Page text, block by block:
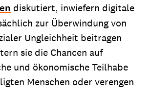
diskutiert, inwiefern digitale
zur Überwindung von
Ungleichheit beitragen
sie die Chancen auf
und ökonomische Teilhabe
Menschen oder verengen